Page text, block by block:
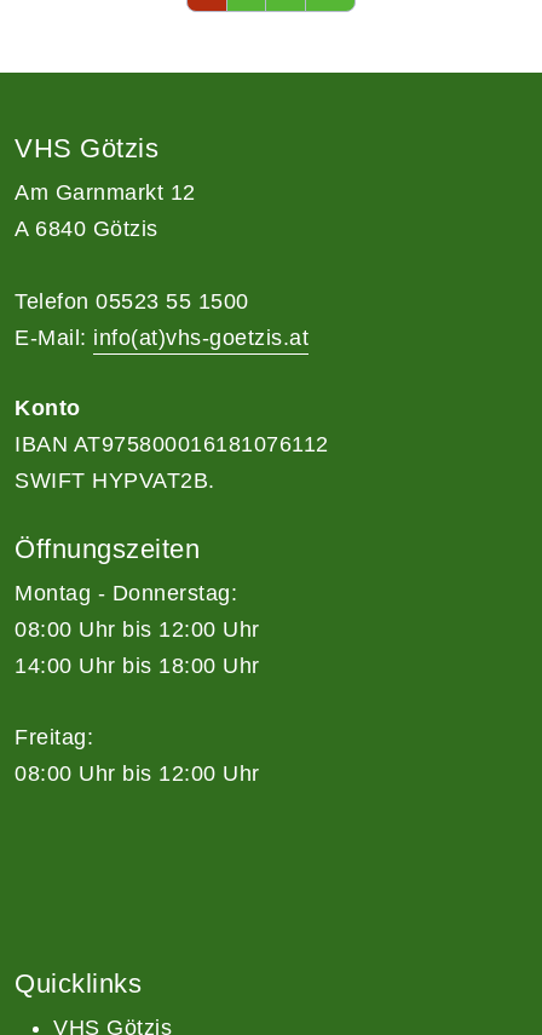
VHS Götzis
Am Garnmarkt 12
A 6840 Götzis
Telefon 05523 55 1500
E-Mail: info(at)vhs-goetzis.at
Konto
IBAN AT975800016181076112
SWIFT HYPVAT2B.
Öffnungszeiten
Montag - Donnerstag:
08:00 Uhr bis 12:00 Uhr
14:00 Uhr bis 18:00 Uhr
Freitag:
08:00 Uhr bis 12:00 Uhr
Quicklinks
VHS Götzis